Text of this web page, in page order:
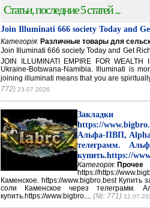
Статьи, последние 5 статей ...
Join Illuminati 666 society Today and
Категорія: Различные товары для
Join Illuminati 666 society Today and Get
JOIN ILLUMINATI EMPIRE FOR WEALTH
Ukraine-Botswana-Namibia. Illuminati is
joining illuminati means that you are
772) 23.07.2026
Закладки
https://
Альфа-ПВП, Alpha
телеграмм.
купить.https://
Категорія: Прочее
https://https://
Каменское. https://www.bigbro.best Купить
соли Каменское через телеграмм.
купить.https://www.bigbro.... (№: 771)